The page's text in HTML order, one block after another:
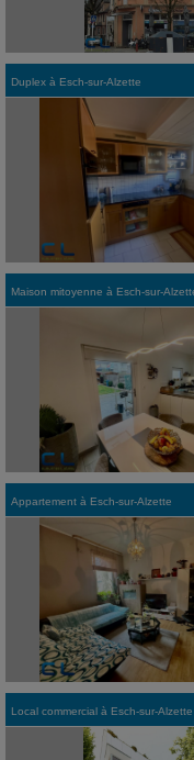
Duplex à Esch-sur-Alzette
Maison mitoyenne à Esch-sur-
Appartement à Esch-sur-Alzette
Local commercial à Esch-sur-Alzette